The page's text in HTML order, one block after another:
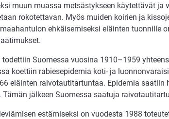
muun muassa metsästykseen käytettävät ja
rokotettavan. Myös muiden koirien ja
ehkäisemiseksi eläinten tuonnille
Suomessa vuosina 1910–1959
koettiin rabiesepidemia koti- ja
eläinten raivotautitartuntaa. Epidemia saatiin
jälkeen Suomessa saatuja
estämiseksi on vuodesta 1988